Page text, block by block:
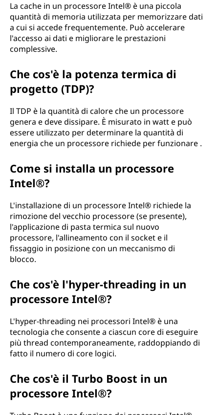
La cache in un processore Intel® è una piccola
quantità di memoria utilizzata per memorizzare dati
a cui si accede frequentemente. Può accelerare
l'accesso ai dati e migliorare le prestazioni
complessive.
Che cos'è la potenza termica di
progetto (TDP)?
Il TDP è la quantità di calore che un processore
genera e deve dissipare. È misurato in watt e può
essere utilizzato per determinare la quantità di
energia che un processore richiede per funzionare .
Come si installa un processore
Intel®?
L'installazione di un processore Intel® richiede la
rimozione del vecchio processore (se presente),
l'applicazione di pasta termica sul nuovo
processore, l'allineamento con il socket e il
fissaggio in posizione con un meccanismo di
blocco.
Che cos'è l'hyper-threading in un
processore Intel®?
L'hyper-threading nei processori Intel® è una
tecnologia che consente a ciascun core di eseguire
più thread contemporaneamente, raddoppiando di
fatto il numero di core logici.
Che cos'è il Turbo Boost in un
processore Intel®?